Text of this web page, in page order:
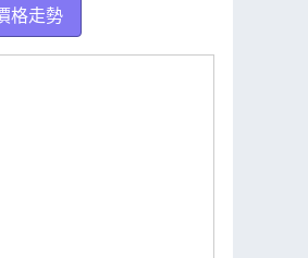
格走勢